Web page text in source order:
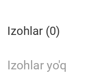
Izohlar (0)
Izohlar yo'q